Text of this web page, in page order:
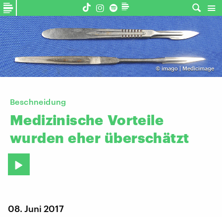
©imago | Medicimage
Beschneidung
Medizinische Vorteile
wurden eher überschätzt
08. Juni 2017